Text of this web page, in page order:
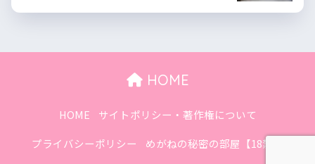
HOME
HOME
サイトポリシー・著作権について
プライバシーポリシー
めがねの秘密の部屋【18禁】